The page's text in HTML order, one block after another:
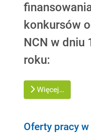
konkursów
NCN w dniu
roku:
Więcej…
Oferty pracy